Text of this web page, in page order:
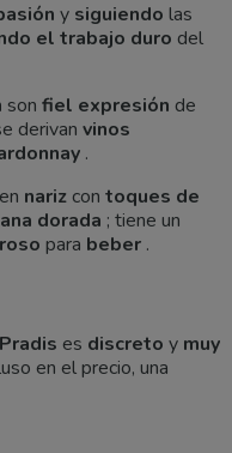
y siguiendo las
el trabajo duro del
son fiel expresión de
derivan vinos
.
en nariz con toques de
dorada ; tiene un
para beber .
es discreto y muy
en el precio, una